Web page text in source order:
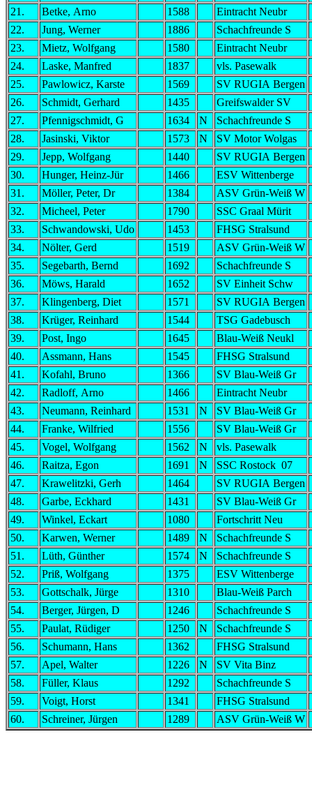
21.
Betke, Arno 1588
Eintracht Neubr
22.
Jung, Werner 1886
Schachfreunde S
23.
Mietz, Wolfgang 1580
Eintracht Neubr
24.
Laske, Manfred 1837
vls. Pasewalk
25.
Pawlowicz, Karste 1569
SV RUGIA Bergen
26.
Schmidt, Gerhard 1435
Greifswalder SV
27.
Pfennigschmidt, G 1634 N
Schachfreunde S
28.
Jasinski, Viktor 1573 N
SV Motor Wolgas
29.
Jepp, Wolfgang 1440
SV RUGIA Bergen
30.
Hunger, Heinz-Jür 1466
ESV Wittenberge
31.
Möller, Peter, Dr 1384
ASV Grün-Weiß W
32.
Micheel, Peter 1790
SSC Graal Mürit
33.
Schwandowski, Udo 1453
FHSG Stralsund
34.
Nölter, Gerd 1519
ASV Grün-Weiß W
35.
Segebarth, Bernd 1692
Schachfreunde S
36.
Möws, Harald 1652
SV Einheit Schw
37.
Klingenberg, Diet 1571
SV RUGIA Bergen
38.
Krüger, Reinhard 1544
TSG Gadebusch
39.
Post, Ingo 1645
Blau-Weiß Neukl
40.
Assmann, Hans 1545
FHSG Stralsund
41.
Kofahl, Bruno 1366
SV Blau-Weiß Gr
42.
Radloff, Arno 1466
Eintracht Neubr
43.
Neumann, Reinhard 1531 N
SV Blau-Weiß Gr
44.
Franke, Wilfried 1556
SV Blau-Weiß Gr
45.
Vogel, Wolfgang 1562 N
vls. Pasewalk
46.
Raitza, Egon 1691 N
SSC Rostock 07
47.
Krawelitzki, Gerh 1464
SV RUGIA Bergen
48.
Garbe, Eckhard 1431
SV Blau-Weiß Gr
49.
Winkel, Eckart 1080
Fortschritt Neu
50.
Karwen, Werner 1489 N
Schachfreunde S
51.
Lüth, Günther 1574 N
Schachfreunde S
52.
Priß, Wolfgang 1375
ESV Wittenberge
53.
Gottschalk, Jürge 1310
Blau-Weiß Parch
54.
Berger, Jürgen, D 1246
Schachfreunde S
55.
Paulat, Rüdiger 1250 N
Schachfreunde S
56.
Schumann, Hans 1362
FHSG Stralsund
57.
Apel, Walter 1226 N
SV Vita Binz
58.
Füller, Klaus 1292
Schachfreunde S
59.
Voigt, Horst 1341
FHSG Stralsund
60.
Schreiner, Jürgen 1289 ASV Grün-Weiß W